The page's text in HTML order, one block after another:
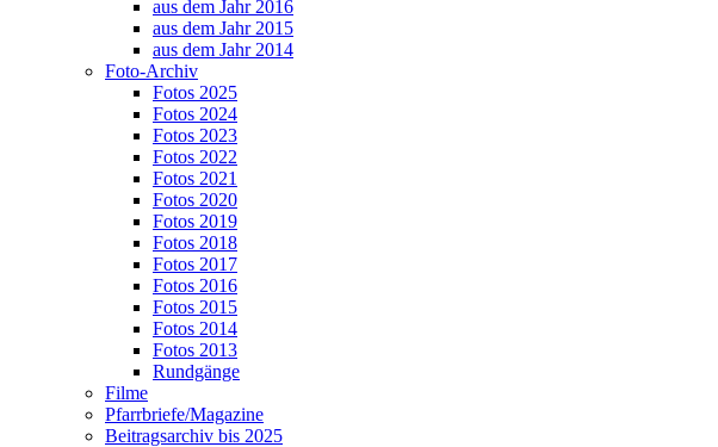
aus dem Jahr 2016
aus dem Jahr 2015
aus dem Jahr 2014
Foto-Archiv
Fotos 2025
Fotos 2024
Fotos 2023
Fotos 2022
Fotos 2021
Fotos 2020
Fotos 2019
Fotos 2018
Fotos 2017
Fotos 2016
Fotos 2015
Fotos 2014
Fotos 2013
Rundgänge
Filme
Pfarrbriefe/Magazine
Beitragsarchiv bis 2025